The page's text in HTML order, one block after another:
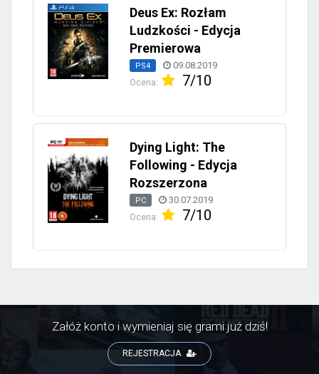
Deus Ex: Rozłam
Ludzkości - Edycja
Premierowa
PS4 09.08.2019
Ocena: 7/10
Dying Light: The
Following - Edycja
Rozszerzona
PC 30.07.2019
Ocena: 7/10
Załóż konto i wymieniaj się grami już dziś!
REJESTRACJA